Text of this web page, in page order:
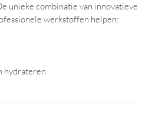
unieke combinatie van innovatieve
werkstoffen helpen:
hydrateren